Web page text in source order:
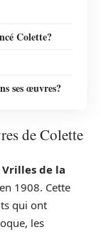
Colette?
ses œuvres?
de Colette
Vrilles de la
1908. Cette
qui ont
les